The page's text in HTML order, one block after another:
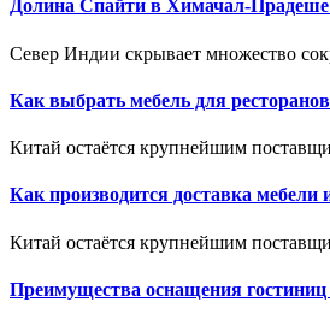
Долина Спайти в Химачал-
Север Индии скрывает множество
Как выбрать мебель для
Китай остаётся крупнейшим
Как производится доставка мебели
Китай остаётся крупнейшим
Преимущества оснащения